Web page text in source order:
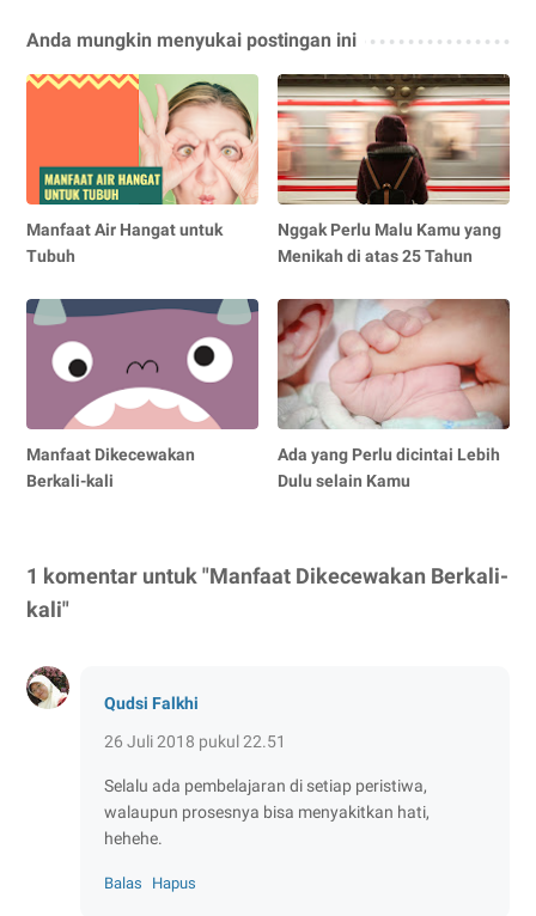
Anda mungkin menyukai postingan ini
Manfaat Air Hangat untuk
Tubuh
Nggak Perlu Malu Kamu yang
Menikah di atas 25 Tahun
Manfaat Dikecewakan
Berkali-kali
Ada yang Perlu dicintai Lebih
Dulu selain Kamu
1 komentar untuk "Manfaat Dikecewakan Berkali-
kali"
Qudsi Falkhi
26 Juli 2018 pukul 22.51
Selalu ada pembelajaran di setiap peristiwa,
walaupun prosesnya bisa menyakitkan hati,
hehehe.
Balas Hapus